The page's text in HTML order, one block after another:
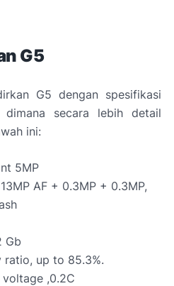
G5
G5 dengan spesifikasi
secara lebih detail
ini:
5MP
13MP AF + 0.3MP + 0.3MP,
Gb
ratio, up to 85.3%.
,0.2C